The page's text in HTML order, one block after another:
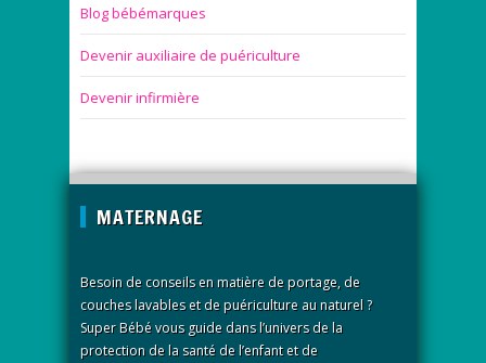
Blog bébémarques
Devenir auxiliaire de puériculture
Devenir infirmière
MATERNAGE
Besoin de conseils en matière de portage, de
couches lavables et de puériculture au naturel ?
Super Bébé vous guide dans l’univers de la
protection de la santé de l’enfant et de